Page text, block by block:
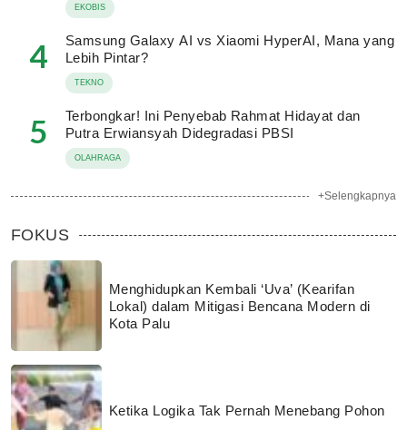
EKOBIS
4
Samsung Galaxy AI vs Xiaomi HyperAI, Mana yang
Lebih Pintar?
TEKNO
5
Terbongkar! Ini Penyebab Rahmat Hidayat dan
Putra Erwiansyah Didegradasi PBSI
OLAHRAGA
+Selengkapnya
FOKUS
Menghidupkan Kembali ‘Uva’ (Kearifan
Lokal) dalam Mitigasi Bencana Modern di
Kota Palu
Ketika Logika Tak Pernah Menebang Pohon